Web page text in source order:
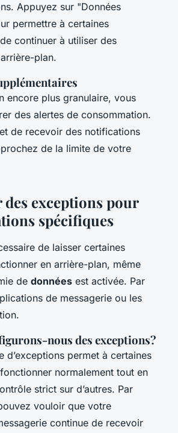
Appuyez sur "Données
permettre à certaines
continuer à utiliser des
plan.
encore plus granulaire, vous
des alertes de consommation.
de recevoir des notifications
de la limite de votre
exceptions pour
spécifiques
de laisser certaines
en arrière-plan, même
de données est activée. Par
de messagerie ou les
nous des exceptions?
d’exceptions permet à certaines
normalement tout en
strict sur d’autres. Par
vouloir que votre
continue de recevoir